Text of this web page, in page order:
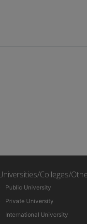
Colleges/
Public University
Private University
International University